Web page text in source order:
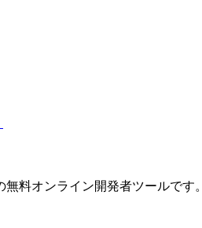
料オンライン開発者ツールです。